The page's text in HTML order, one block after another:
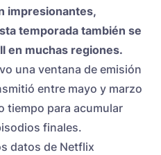
impresionantes,
temporada también se
en muchas regiones.
una ventana de emisión
entre mayo y marzo
tiempo para acumular
finales.
datos de Netflix